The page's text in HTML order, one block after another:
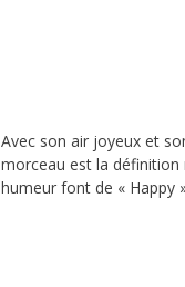
Avec son air joyeux et
morceau est la définition
humeur font de « Happy